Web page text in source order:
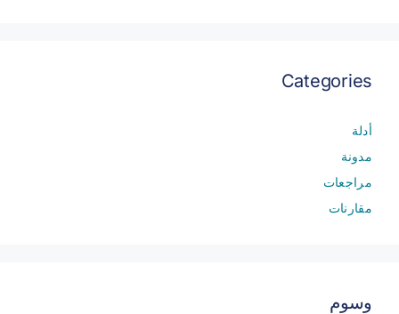
Categories
أدلة
مدونة
مراجعات
مقارنات
وسوم